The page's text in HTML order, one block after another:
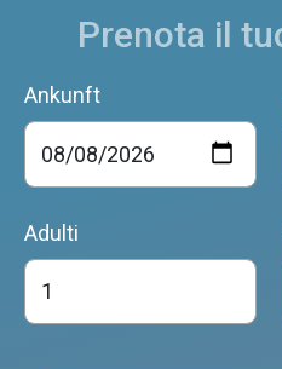
Prenota il
Ankunft
Adulti